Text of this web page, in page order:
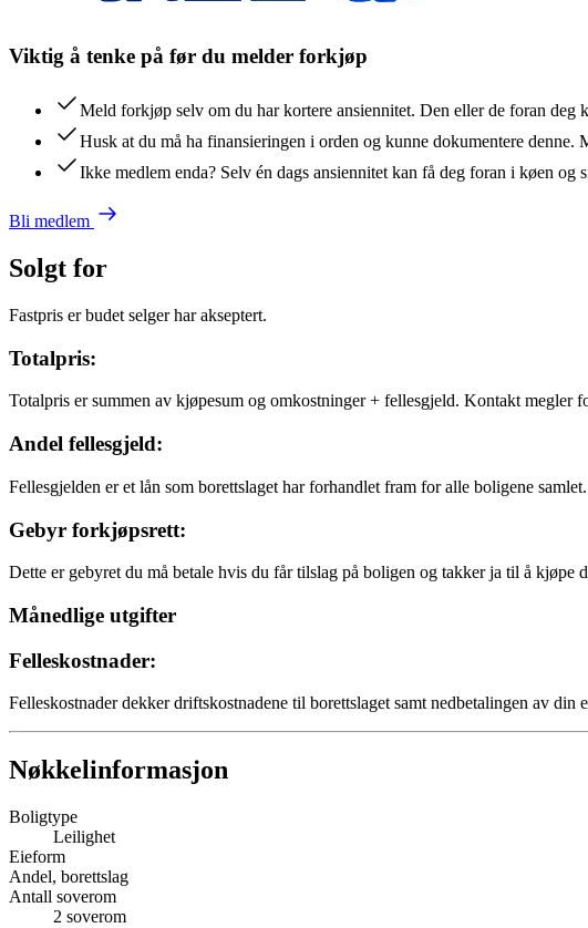
Viktig å tenke på før du melder forkjøp
Meld forkjøp selv om du har kortere ansiennitet. Den eller de foran
Husk at du må ha finansieringen i orden og kunne dokumentere denne.
Ikke medlem enda? Selv én dags ansiennitet kan få deg foran i køen og
Bli medlem
Solgt for
Fastpris er budet selger har akseptert.
Totalpris:
Totalpris er summen av kjøpesum og omkostninger + fellesgjeld. Kontakt megler
Andel fellesgjeld:
Fellesgjelden er et lån som borettslaget har forhandlet fram for alle boligene
Gebyr forkjøpsrett:
Dette er gebyret du må betale hvis du får tilslag på boligen og takker ja til å kjøpe
Månedlige utgifter
Felleskostnader:
Felleskostnader dekker driftskostnadene til borettslaget samt nedbetalingen av din
Nøkkelinformasjon
Boligtype
Leilighet
Eieform
Andel, borettslag
Antall soverom
2 soverom